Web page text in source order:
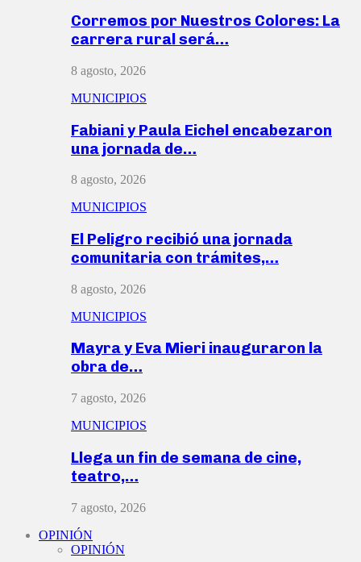
Corremos por Nuestros Colores: La
carrera rural será…
8 agosto, 2026
MUNICIPIOS
Fabiani y Paula Eichel encabezaron
una jornada de…
8 agosto, 2026
MUNICIPIOS
El Peligro recibió una jornada
comunitaria con trámites,…
8 agosto, 2026
MUNICIPIOS
Mayra y Eva Mieri inauguraron la
obra de…
7 agosto, 2026
MUNICIPIOS
Llega un fin de semana de cine,
teatro,…
7 agosto, 2026
OPINIÓN
OPINIÓN